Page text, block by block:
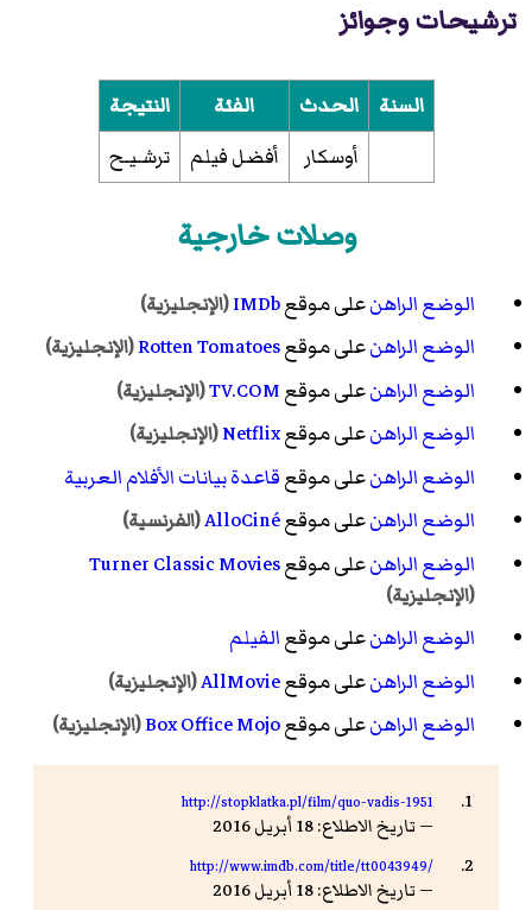
ترشيحات وجوائز
السنة الحدث الفئة
النتيجة
أوسكار
أفضل فيلم ترشـيـح
وصلات خارجية
الوضع الراهنعلى موقعIMDb(الإنجليزية)
الوضع الراهنعلى موقعRotten Tomatoes(الإنجليزية)
الوضع الراهنعلى موقعTV.COM(الإنجليزية)
الوضع الراهنعلى موقعNetflix(الإنجليزية)
الوضع الراهنعلى موقعقاعدة بيانات الأفلام العربية
الوضع الراهنعلى موقعAlloCiné(الفرنسية)
الوضع الراهنعلى موقعTurner Classic Movies
(الإنجليزية)
الوضع الراهنعلى موقعالفيلم
الوضع الراهنعلى موقعAllMovie(الإنجليزية)
الوضع الراهنعلى موقعBox Office Mojo(الإنجليزية)
http://stopklatka.pl/film/quo-vadis-1951
— تاريخ الاطلاع: 18 أبريل 2016
http://www.imdb.com/title/tt0043949/
— تاريخ الاطلاع: 18 أبريل 2016